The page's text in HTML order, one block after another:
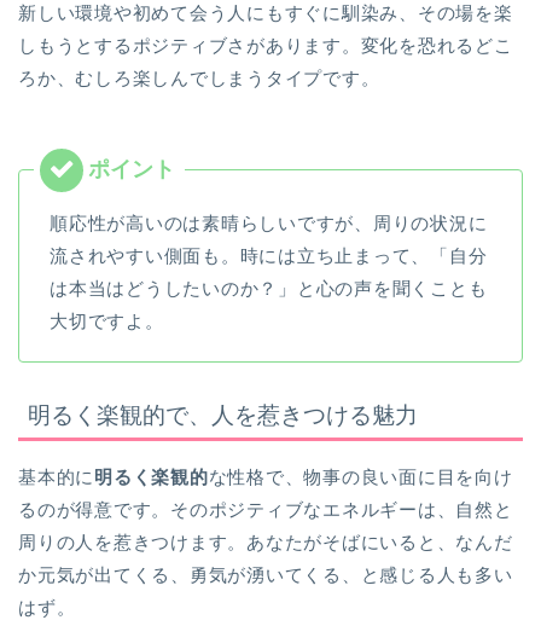
新しい環境や初めて会う人にもすぐに馴染み、その場を楽
しもうとするポジティブさがあります。変化を恐れるどこ
ろか、むしろ楽しんでしまうタイプです。
順応性が高いのは素晴らしいですが、周りの状況に
流されやすい側面も。時には立ち止まって、「自分
は本当はどうしたいのか？」と心の声を聞くことも
大切ですよ。
明るく楽観的で、人を惹きつける魅力
基本的に 明るく楽観的な性格で、物事の良い面に目を向け
るのが得意です。そのポジティブなエネルギーは、自然と
周りの人を惹きつけます。あなたがそばにいると、なんだ
か元気が出てくる、勇気が湧いてくる、と感じる人も多い
はず。